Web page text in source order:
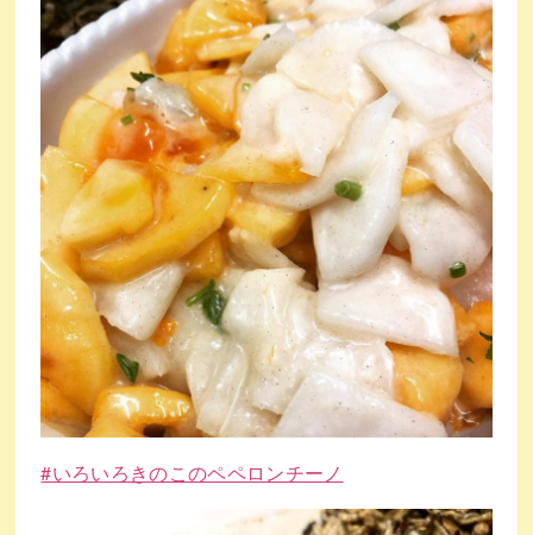
#いろいろきのこのペペロンチーノ